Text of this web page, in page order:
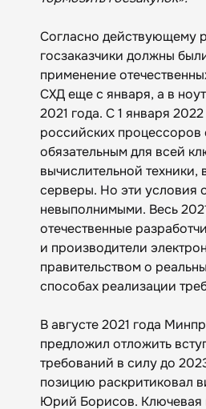
Согласно действующему
госзаказчики должны
применение
СХД еще с января, а в
2021 года. С 1 января
российских процессоров
обязательным для всей
вычислительной техники,
серверы. Но эти условия
невыполнимыми. Весь
отечественные
и производители
правительством о
способах реализации
В августе 2021 года
предложил отложить
требований в силу до
позицию раскритиковал
Юрий Борисов. Ключевая